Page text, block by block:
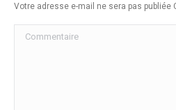
Votre adresse e-mail ne sera pas
Commentaire